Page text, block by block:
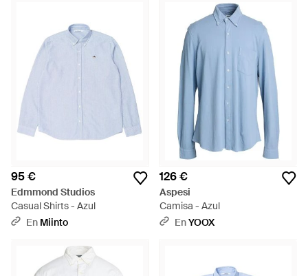
95 €
Edmmond Studios
Casual Shirts - Azul
En Miinto
126 €
Aspesi
Camisa - Azul
EnYOOX